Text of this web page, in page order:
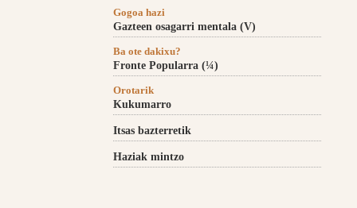
Gogoa hazi
Gazteen osagarri mentala (V)
Ba ote dakixu?
Fronte Popularra (¼)
Orotarik
Kukumarro
Itsas bazterretik
Haziak mintzo